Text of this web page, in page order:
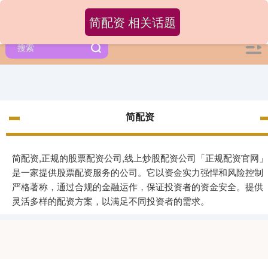
简配资
简配资,正规的股票配资公司,线上炒股配资公司「正规配资官网」
是一家提供股票配资服务的公司。它以资金实力强悍和风险控制
严格著称，通过合规的金融运作，保证投资者的资金安全。提供
灵活多样的配资方案，以满足不同投资者的需求。
简配资 相关话题